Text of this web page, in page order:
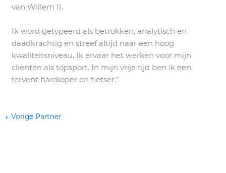
van Willem II.
Ik word getypeerd als betrokken, analytisch en
daadkrachtig en streef altijd naar een hoog
kwaliteitsniveau. Ik ervaar het werken voor mijn
cliënten als topsport. In mijn vrije tijd ben ik een
fervent hardloper en fietser.”
← Vorige Partner